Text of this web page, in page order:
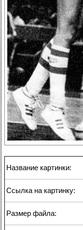
Название картинки:
Ссылка на картинку:
Размер файла: